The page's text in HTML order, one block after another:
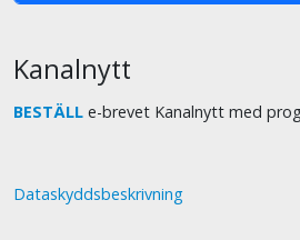
Kanalnytt
BESTÄLL e-brevet Kanalnytt med
Dataskyddsbeskrivning